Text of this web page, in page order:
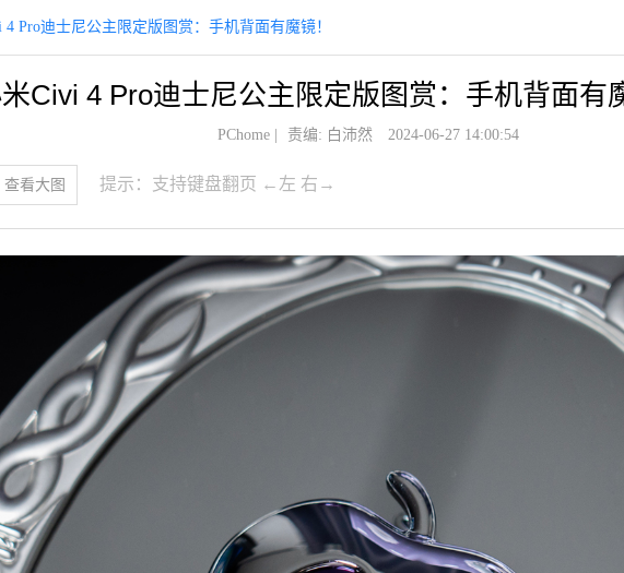
4 Pro迪士尼公主限定版图赏：手机背面有魔镜！
Civi 4 Pro迪士尼公主限定版图赏：手机背面有
PChome| 责编: 白沛然 2024-06-27 14:00:54
查看大图 提示：支持键盘翻页 ←左 右→